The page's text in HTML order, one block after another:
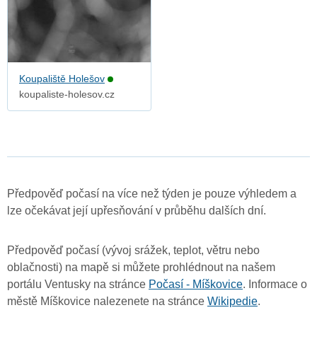
Koupaliště Holešov
koupaliste-holesov.cz
Předpověď počasí na více než týden je pouze výhledem a
lze očekávat její upřesňování v průběhu dalších dní.
Předpověď počasí (vývoj srážek, teplot, větru nebo
oblačnosti) na mapě si můžete prohlédnout na našem
portálu Ventusky na stránce Počasí - Míškovice. Informace o
městě Míškovice nalezenete na stránce Wikipedie.